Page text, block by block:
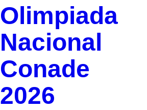
Olimpiada
Nacional
Conade
2026